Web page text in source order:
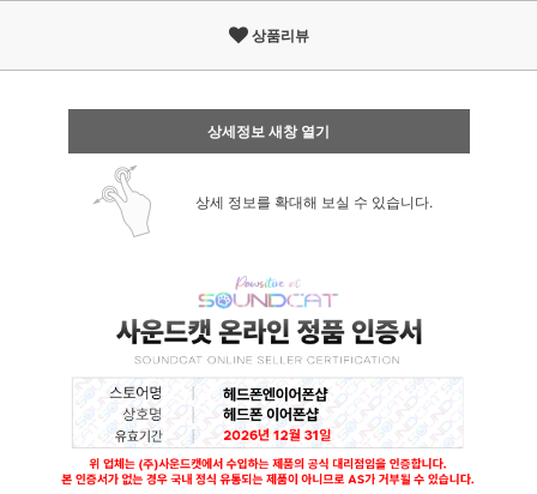
상품리뷰
상세정보 새창 열기
상세 정보를 확대해 보실 수 있습니다.